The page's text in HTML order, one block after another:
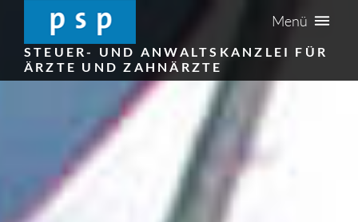
Menü
STEUER- UND ANWALTSKANZLEI FÜR
ÄRZTE UND ZAHNÄRZTE